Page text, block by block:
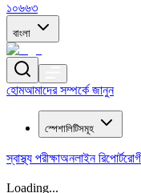
১০৬৬৩
বাংলা
হোমআমাদের সম্পর্কে জানুন
স্পেশালিটিসমূহ
স্বাস্থ্য পরীক্ষাঅনলাইন রিপোর্ট
Loading...